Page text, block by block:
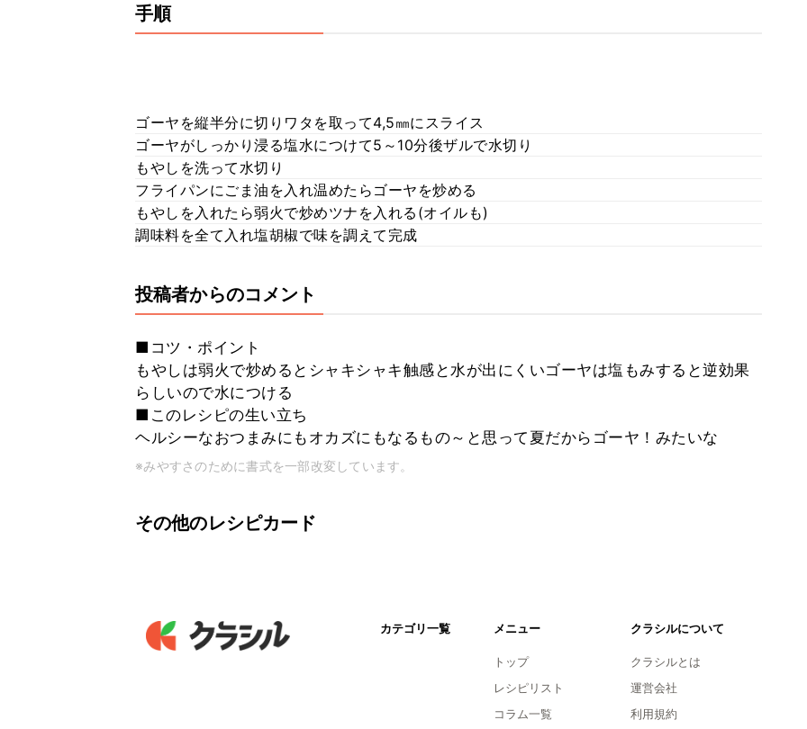
手順
ゴーヤを縦半分に切りワタを取って4,5㎜にスライス
ゴーヤがしっかり浸る塩水につけて5～10分後ザルで水切り
もやしを洗って水切り
フライパンにごま油を入れ温めたらゴーヤを炒める
もやしを入れたら弱火で炒めツナを入れる(オイルも)
調味料を全て入れ塩胡椒で味を調えて完成
投稿者からのコメント
■コツ・ポイント
もやしは弱火で炒めるとシャキシャキ触感と水が出にくいゴーヤは塩もみすると逆効果
らしいので水につける
■このレシピの生い立ち
ヘルシーなおつまみにもオカズにもなるもの～と思って夏だからゴーヤ！みたいな
※みやすさのために書式を一部改変しています。
その他のレシピカード
カテゴリ一覧 メニュー
トップ
レシピリスト
コラム一覧
クラシルについて
クラシルとは
運営会社
利用規約